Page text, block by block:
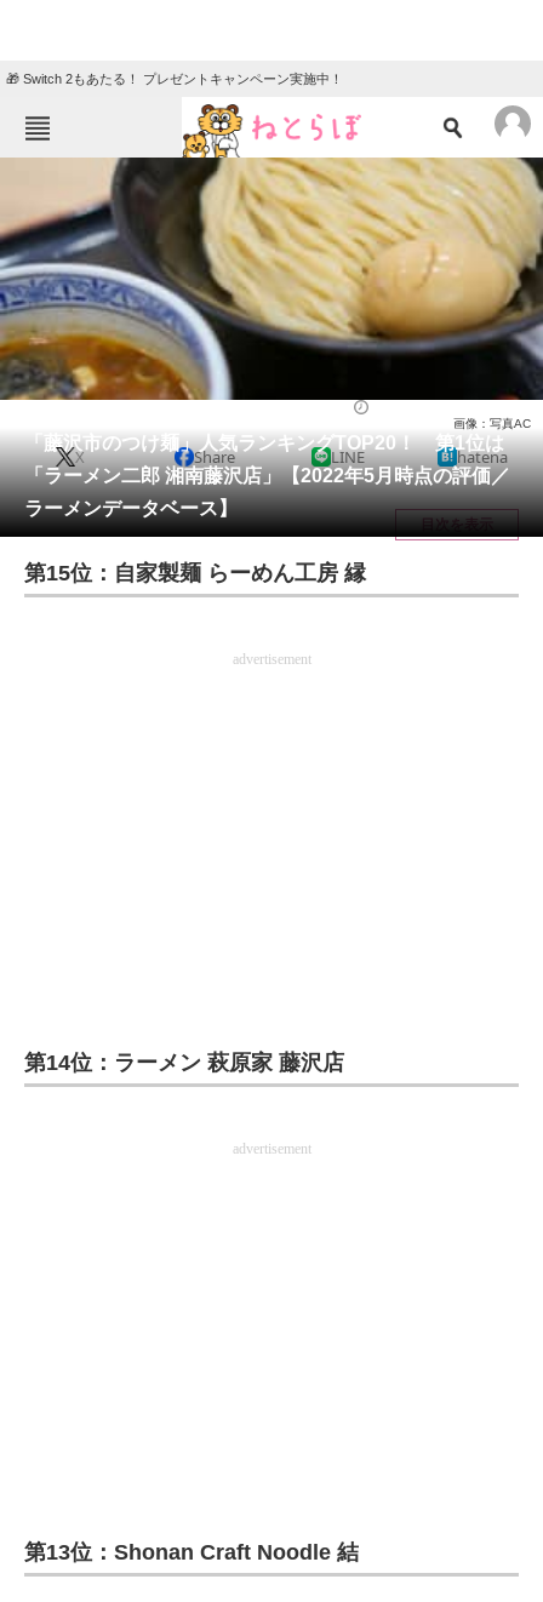
🎁 Switch 2もあたる！ プレゼントキャンペーン実施中！
ねとらぼメニュー
ニュース
エンタメ クイズ
グルメ 地域
住まい 教育・育児
動物
会員記事
メディア
注目記事を集めた総合ページ
ITの今と未来を見通す
ITエンジニア向け専門サイト
「藤沢市のつけ麺」人気ランキングTOP20！ 第1位は
「ラーメン二郎 湘南藤沢店」【2022年5月時点の評価／
ラーメンデータベース】
画像：写真AC
X Share LINE hatena
目次を表示
第15位：自家製麺 らーめん工房 縁
advertisement
第14位：ラーメン 萩原家 藤沢店
advertisement
第13位：Shonan Craft Noodle 結